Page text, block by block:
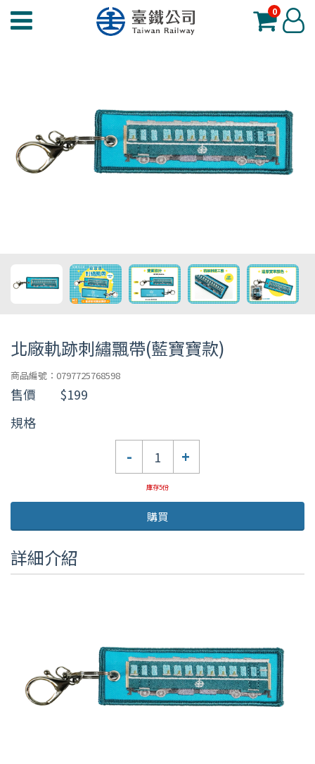
臺
能
選
0 登
入
北廠軌跡刺繡飄帶(藍寶寶款)
商品編號：0797725768598
售價
$199
規格
- +
庫存5份
購買
詳細介紹